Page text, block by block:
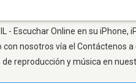
- Escuchar Online en su
nosotros vía el Contáctenos
reproducción y música en